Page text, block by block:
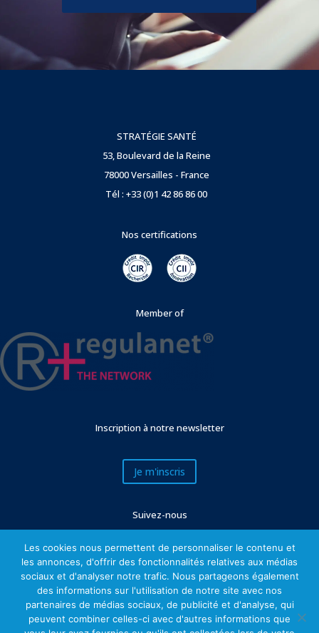
STRATÉGIE SANTÉ
53, Boulevard de la Reine
78000 Versailles - France
Tél : +33 (0)1 42 86 86 00
Nos certifications
Member of
Inscription à notre newsletter
Je m'inscris
Suivez-nous
Les cookies nous permettent de personnaliser le contenu et
les annonces, d'offrir des fonctionnalités relatives aux médias
sociaux et d'analyser notre trafic. Nous partageons également
des informations sur l'utilisation de notre site avec nos
partenaires de médias sociaux, de publicité et d'analyse, qui
peuvent combiner celles-ci avec d'autres informations que